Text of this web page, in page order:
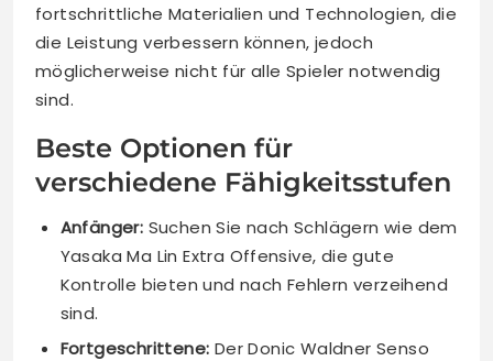
fortschrittliche Materialien und Technologien, die
die Leistung verbessern können, jedoch
möglicherweise nicht für alle Spieler notwendig
sind.
Beste Optionen für
verschiedene Fähigkeitsstufen
Anfänger: Suchen Sie nach Schlägern wie dem
Yasaka Ma Lin Extra Offensive, die gute
Kontrolle bieten und nach Fehlern verzeihend
sind.
Fortgeschrittene: Der Donic Waldner Senso